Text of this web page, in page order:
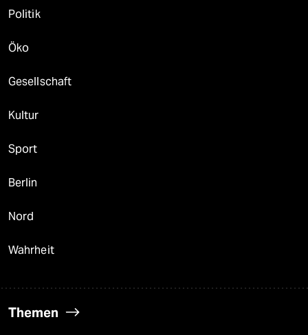
Politik
Öko
Gesellschaft
Kultur
Sport
Berlin
Nord
Wahrheit
Themen